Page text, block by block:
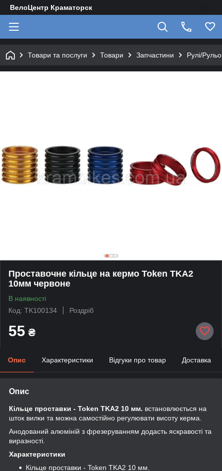
ВелоЦентр Краматорск
Товари та послуги Товари Запчастини Рулі/
Проставочне кільце на кермо Token TKA2
10мм червоне
В наявності
Код: TK100134
Роздріб
55 ₴
Опис Характеристики Відгуки про товар Доставка
Опис
Кільце проставки - Token TKA2 10 мм. встановлюється на
шток вилки та можна самостійно регулювати висоту керма.
Анодований алюміній з фрезеруванням додасть яскравості та
виразності.
Характеристики
Кільце проставки - Token TKA2 10 мм.